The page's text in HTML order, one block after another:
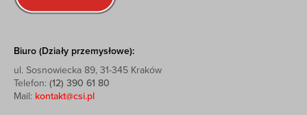
Biuro (Działy przemysłowe):
ul. Sosnowiecka 89, 31-345 Kraków
Telefon: (12) 390 61 80
Mail: kontakt@csi.pl